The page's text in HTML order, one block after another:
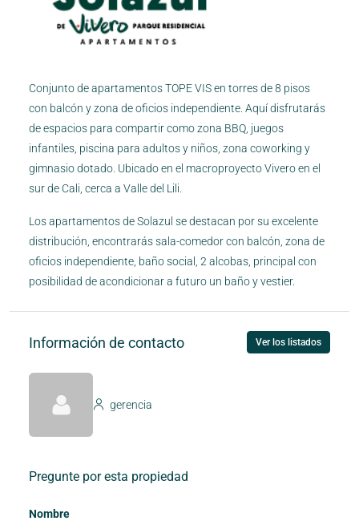
Conjunto de apartamentos TOPE VIS en torres de 8 pisos
con balcón y zona de oficios independiente. Aquí disfrutarás
de espacios para compartir como zona BBQ, juegos
infantiles, piscina para adultos y niños, zona coworking y
gimnasio dotado. Ubicado en el macroproyecto Vivero en el
sur de Cali, cerca a Valle del Lili.
Los apartamentos de Solazul se destacan por su excelente
distribución, encontrarás sala-comedor con balcón, zona de
oficios independiente, baño social, 2 alcobas, principal con
posibilidad de acondicionar a futuro un baño y vestier.
Información de contacto Ver los listados
gerencia
Pregunte por esta propiedad
Nombre